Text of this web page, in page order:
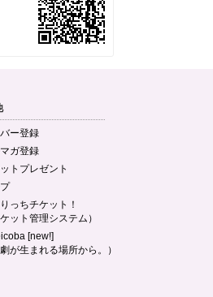
ー登録
ガ登録
トプレゼント
っちチケット！
ケット管理システム）
[new!]
劇が生まれる場所から。）